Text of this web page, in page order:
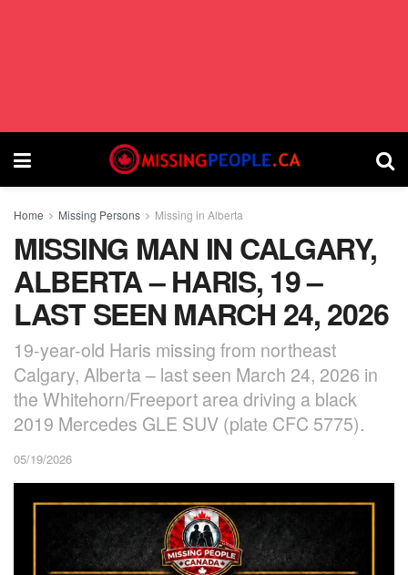
Home Missing Persons Missing in Alberta
MISSING MAN IN CALGARY,
ALBERTA – HARIS, 19 –
LAST SEEN MARCH 24, 2026
19-year-old Haris missing from northeast
Calgary, Alberta – last seen March 24, 2026 in
the Whitehorn/Freeport area driving a black
2019 Mercedes GLE SUV (plate CFC 5775).
05/19/2026